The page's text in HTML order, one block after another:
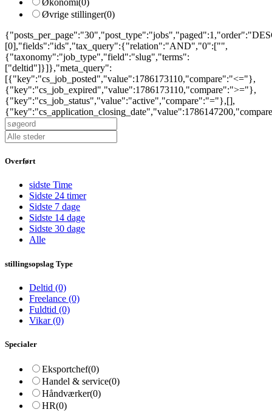
Økonomi(0)
Øvrige stillinger(0)
[0],"fields":"ids","tax_query":{"relation":"AND","0":["",
{"taxonomy":"job_type","field":"slug","terms":
["deltid"]}]},"meta_query":
[{"key":"cs_job_posted","value":1786173110,"compare":"<="},
{"key":"cs_job_expired","value":1786173110,"compare":">="},
{"key":"cs_job_status","value":"active","compare":"="},[],
Overført
sidste Time
Sidste 24 timer
Sidste 7 dage
Sidste 14 dage
Sidste 30 dage
Alle
stillingsopslag Type
Deltid (0)
Freelance (0)
Fuldtid (0)
Vikar(0)
Specialer
Eksportchef(0)
Handel & service(0)
Håndværker(0)
HR(0)